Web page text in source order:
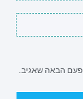
הבאה שאגיב.